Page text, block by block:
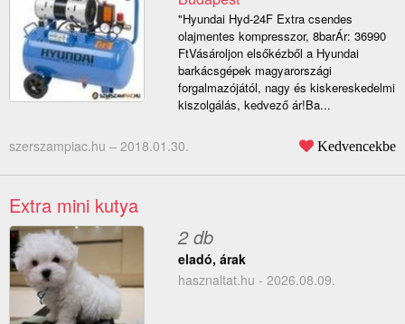
"Hyundai Hyd-24F Extra csendes
olajmentes kompresszor, 8barÁr: 36990
FtVásároljon elsőkézből a Hyundai
barkácsgépek magyarországi
forgalmazójától, nagy és kiskereskedelmi
kiszolgálás, kedvező ár!Ba...
szerszampiac.hu – 2018.01.30. Kedvencekbe
Extra mini kutya
2 db
eladó, árak
hasznaltat.hu - 2026.08.09.